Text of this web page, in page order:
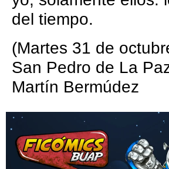
del tiempo.
(Martes 31 de
San Pedro de La
Martín Bermúdez